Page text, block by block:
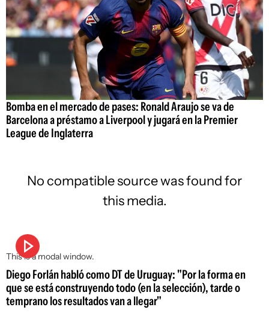
Bomba en el mercado de pases: Ronald Araujo se va de
Barcelona a préstamo a Liverpool y jugará en la Premier
League de Inglaterra
This is a modal window.
No compatible source was found for
this media.
Diego Forlán habló como DT de Uruguay: "Por la forma en
que se está construyendo todo (en la selección), tarde o
temprano los resultados van a llegar"